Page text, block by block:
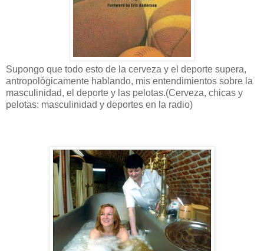
Supongo que todo esto de la cerveza y el deporte supera,
antropológicamente hablando, mis entendimientos sobre la
masculinidad, el deporte y las pelotas.(Cerveza, chicas y
pelotas: masculinidad y deportes en la radio)